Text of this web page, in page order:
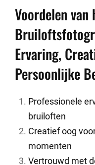
Voordelen van
Ervaring,
Persoonlijke
Professionele
bruiloften
Creatief oog
momenten
Vertrouwd met